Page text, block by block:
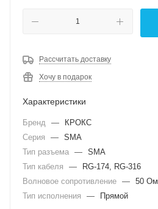
Рассчитать доставку
Хочу в подарок
Характеристики
Бренд —
КРОКС
Серия
— SMA
Тип разъема — SMA
Тип кабеля
—
RG-174, RG-316
Волновое сопротивление — 50 Ом
Тип исполнения
— Прямой